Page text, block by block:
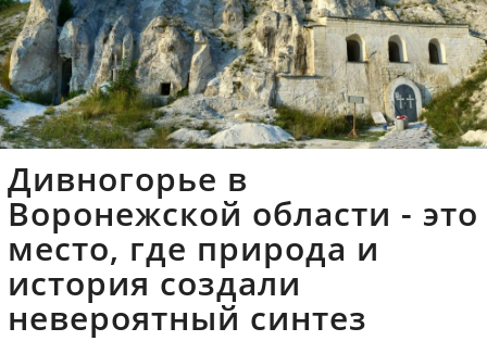
Дивногорье в
Воронежской области - это
место, где природа и
история создали
невероятный синтез